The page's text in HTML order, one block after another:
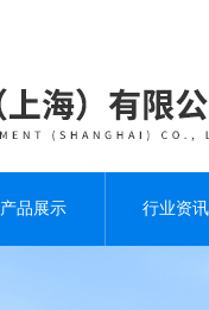
产品展示 行业资讯